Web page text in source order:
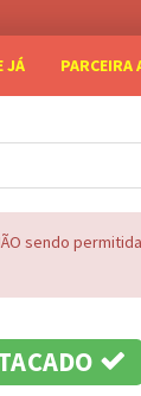
JÁ PARCEIRA
sendo